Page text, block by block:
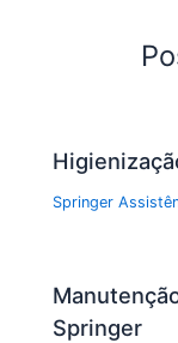
k
Springer
Springer